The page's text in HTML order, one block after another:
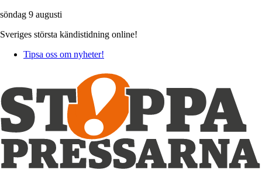
söndag 9 augusti
Sveriges största kändistidning online!
Tipsa oss om nyheter!